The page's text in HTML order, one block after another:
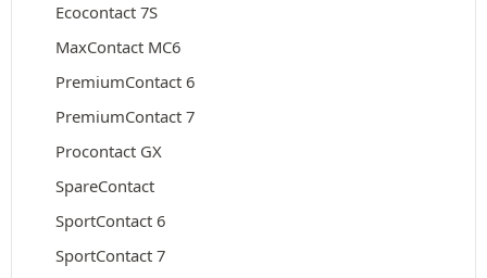
Ecocontact 7S
MaxContact MC6
PremiumContact 6
PremiumContact 7
Procontact GX
SpareContact
SportContact 6
SportContact 7